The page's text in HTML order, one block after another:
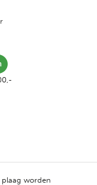
worden